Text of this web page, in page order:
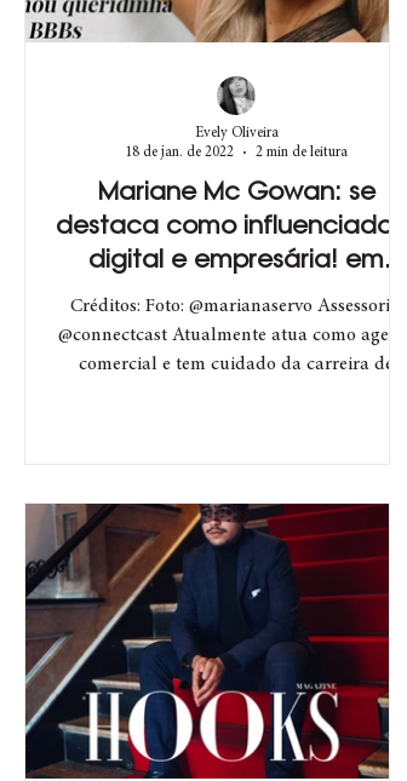
Mariane Mc Gowan: se
destaca como influenciadora
digital e empresária! em
exclusiva para Hooks.
Créditos: Foto: @marianaservo Assessoria:
@connectcast Atualmente atua como agente
comercial e tem cuidado da carreira de
Evely Oliveira
18 de jan. de 2022
2 min de leitura